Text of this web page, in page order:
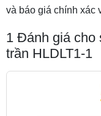
và báo giá chính xác
1 Đánh giá cho
trần HLDLT1-1